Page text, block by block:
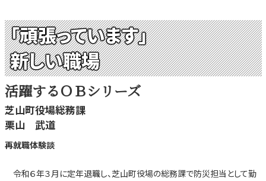
「頑張っています」
新しい職場
活躍するＯＢシリーズ
芝山町役場総務課
栗山 武道
再就職体験談
令和６年３月に定年退職し、芝山町役場の総務課で防災担当として勤